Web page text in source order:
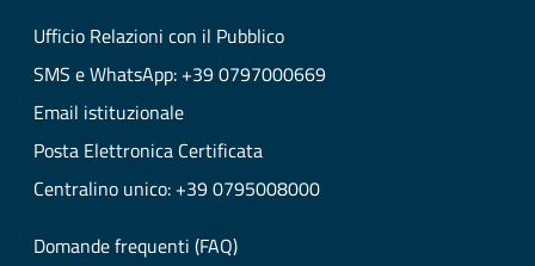
Ufficio Relazioni con il Pubblico
SMS e WhatsApp: +39 0797000669
Email istituzionale
Posta Elettronica Certificata
Centralino unico: +39 0795008000
Domande frequenti (FAQ)